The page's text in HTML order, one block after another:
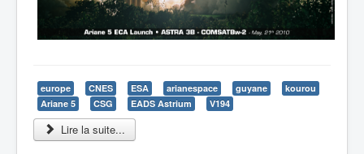
europe CNES ESA arianespace guyane
kourou
Ariane 5
CSG EADS Astrium V194
Lire la suite...